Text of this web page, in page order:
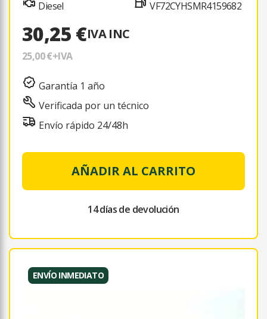
Diesel VF72CYHSMR4159682
30,25 €IVA INC
25,00 €+IVA
Garantía 1 año
Verificada por un técnico
Envío rápido 24/48h
AÑADIR AL CARRITO
14 días de devolución
ENVÍO INMEDIATO